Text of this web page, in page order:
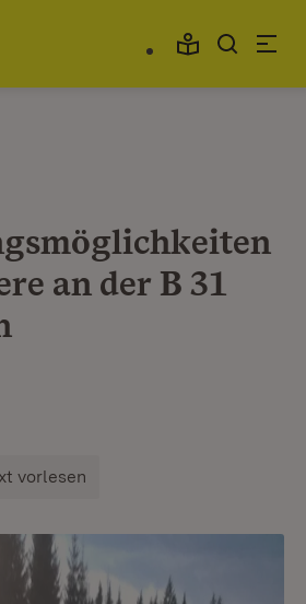
an der B 31
vorlesen